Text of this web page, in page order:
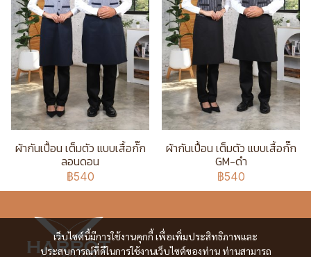
ผ้ากันเปื้อน เต็มตัว แบบเสื้อกั๊ก
ลอนดอน
฿540
ผ้ากันเปื้อน เต็มตัว แบบเสื้อกั๊ก
GM-ดำ
฿540
เว็บไซต์นี้มีการใช้งานคุกกี้ เพื่อเพิ่มประสิทธิภาพและ
ประสบการณ์ที่ดีในการใช้งานเว็บไซต์ของท่าน ท่านสามารถ